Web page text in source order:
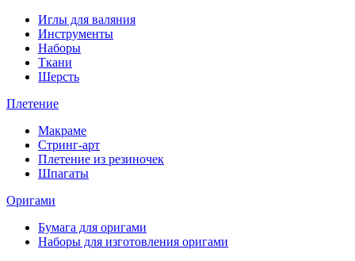
Иглы для валяния
Инструменты
Наборы
Ткани
Шерсть
Плетение
Макраме
Стринг-арт
Плетение из резиночек
Шпагаты
Оригами
Бумага для оригами
Наборы для изготовления оригами